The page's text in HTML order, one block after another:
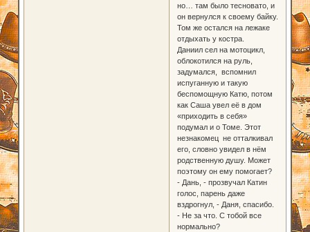
но… там было тесновато, и
он вернулся к своему байку.
Том же остался на лежаке
отдыхать у костра.
Даниил сел на мотоцикл,
облокотился на руль,
задумался, вспомнил
испуганную и такую
беспомощную Катю, потом
как Саша увел её в дом
«приходить в себя»
подумал и о Томе. Этот
незнакомец не отталкивал
его, словно увидел в нём
родственную душу. Может
поэтому он ему помогает?
- Дань, - прозвучал Катин
голос, парень даже
вздрогнул, - Даня, спасибо.
- Не за что. С тобой все
нормально?